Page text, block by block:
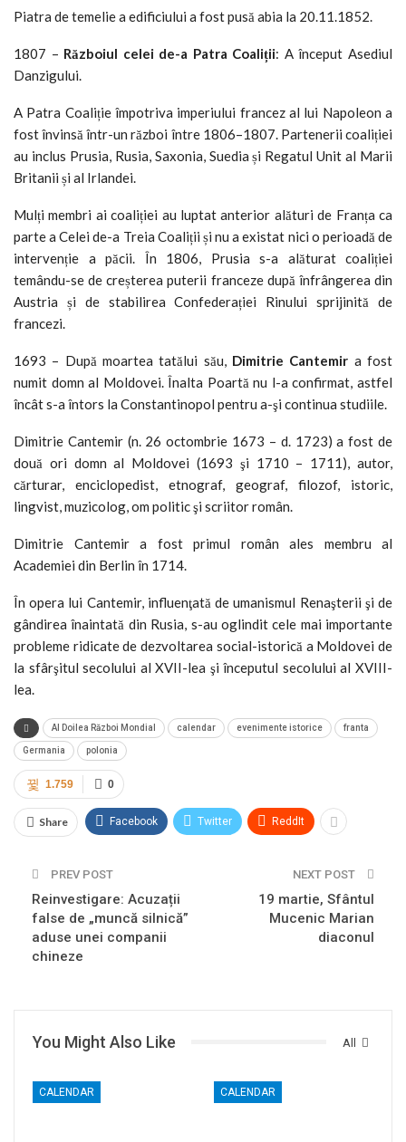
Piatra de temelie a edificiului a fost pusă abia la 20.11.1852.
1807 – Războiul celei de-a Patra Coaliții: A început Asediul
Danzigului.
A Patra Coaliție împotriva imperiului francez al lui Napoleon a
fost învinsă într-un război între 1806–1807. Partenerii coaliției
au inclus Prusia, Rusia, Saxonia, Suedia și Regatul Unit al Marii
Britanii și al Irlandei.
Mulți membri ai coaliției au luptat anterior alături de Franța ca
parte a Celei de-a Treia Coaliții și nu a existat nici o perioadă de
intervenție a păcii. În 1806, Prusia s-a alăturat coaliției
temându-se de creșterea puterii franceze după înfrângerea din
Austria și de stabilirea Confederației Rinului sprijinită de
francezi.
1693 – După moartea tatălui său, Dimitrie Cantemir a fost
numit domn al Moldovei. Înalta Poartă nu l-a confirmat, astfel
încât s-a întors la Constantinopol pentru a-şi continua studiile.
Dimitrie Cantemir (n. 26 octombrie 1673 – d. 1723) a fost de
două ori domn al Moldovei (1693 şi 1710 – 1711), autor,
cărturar, enciclopedist, etnograf, geograf, filozof, istoric,
lingvist, muzicolog, om politic şi scriitor român.
Dimitrie Cantemir a fost primul român ales membru al
Academiei din Berlin în 1714.
În opera lui Cantemir, influenţată de umanismul Renaşterii şi de
gândirea înaintată din Rusia, s-au oglindit cele mai importante
probleme ridicate de dezvoltarea social-istorică a Moldovei de
la sfârşitul secolului al XVII-lea şi începutul secolului al XVIII-
lea.
Al Doilea Război Mondial calendar evenimente istorice franta
Germania polonia
0
1.759
Share Facebook Twitter ReddIt
PREV POST
Reinvestigare: Acuzații
false de „muncă silnică”
aduse unei companii
chineze
NEXT POST
19 martie, Sfântul
Mucenic Marian
diaconul
All
You Might Also Like
CALENDAR CALENDAR